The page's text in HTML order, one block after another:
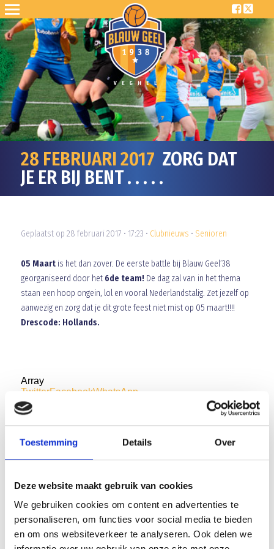
Toestemming Details Over
Deze website maakt gebruik van cookies
We gebruiken cookies om content en advertenties te
personaliseren, om functies voor social media te bieden
en om ons websiteverkeer te analyseren. Ook delen we
28 FEBRUARI 2017 ZORG DAT
JE ER BIJ BENT . . . . .
Geplaatst op 28 februari 2017 • 17:23 • Clubnieuws • Senioren
05 Maart is het dan zover. De eerste battle bij Blauw Geel’38
georganiseerd door het6de team! De dag zal van in het thema
staan een hoop ongein, lol en vooral Nederlandstalig. Zet jezelf op
aanwezig en zorg dat je dit grote feest niet mist op 05 maart!!!!
Drescode: Hollands.
Array
TwitterFacebookWhatsApp